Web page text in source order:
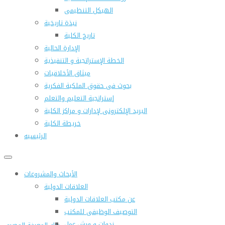
الهيكل التنظيمى
نبذة تاريخية
تاريخ الكلية
الإدارة الحالية
الخطة الإستراتجية و التنفيذية
ميثاق الأخلاقيات
بحوث فى حقوق الملكية الفكرية
إستراتجية التعليم والتعلم
البريد الإلكترونى لإدارات و مراكز الكلية
خريطة الكلية
الرئيسيه
الأبحاث والمشروعات
العلاقات الدولية
عن مكتب العلاقات الدولية
التوصيف الوظيفى للمكتب